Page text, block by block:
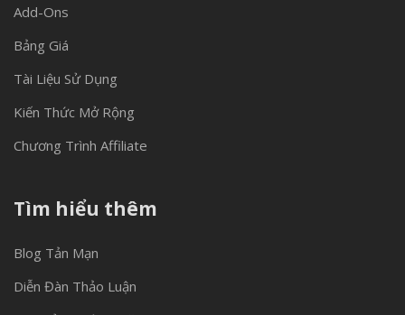
Add-Ons
Bảng Giá
Tài Liệu Sử Dụng
Kiến Thức Mở Rộng
Chương Trình Affiliate
Tìm hiểu thêm
Blog Tản Mạn
Diễn Đàn Thảo Luận